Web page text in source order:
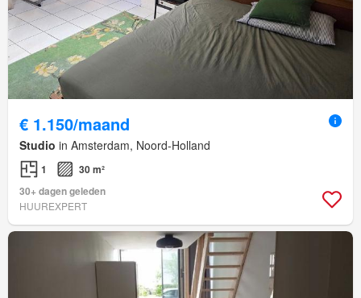
€ 1.150/maand
Studio in Amsterdam, Noord-Holland
1
30 m²
30+ dagen geleden
HUUREXPERT